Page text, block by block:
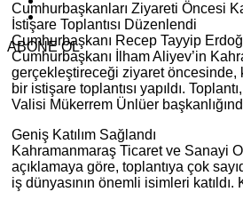
ABONE OL
Cumhurbaşkanları Ziyareti Öncesi
İstişare Toplantısı Düzenlendi
Cumhurbaşkanı Recep Tayyip
Cumhurbaşkanı İlham Aliyev’in
gerçekleştireceği ziyaret öncesinde,
bir istişare toplantısı yapıldı.
Valisi Mükerrem Ünlüer
Geniş Katılım Sağlandı
Kahramanmaraş Ticaret ve Sanayi
açıklamaya göre, toplantıya çok
iş dünyasının önemli isimleri katıldı.